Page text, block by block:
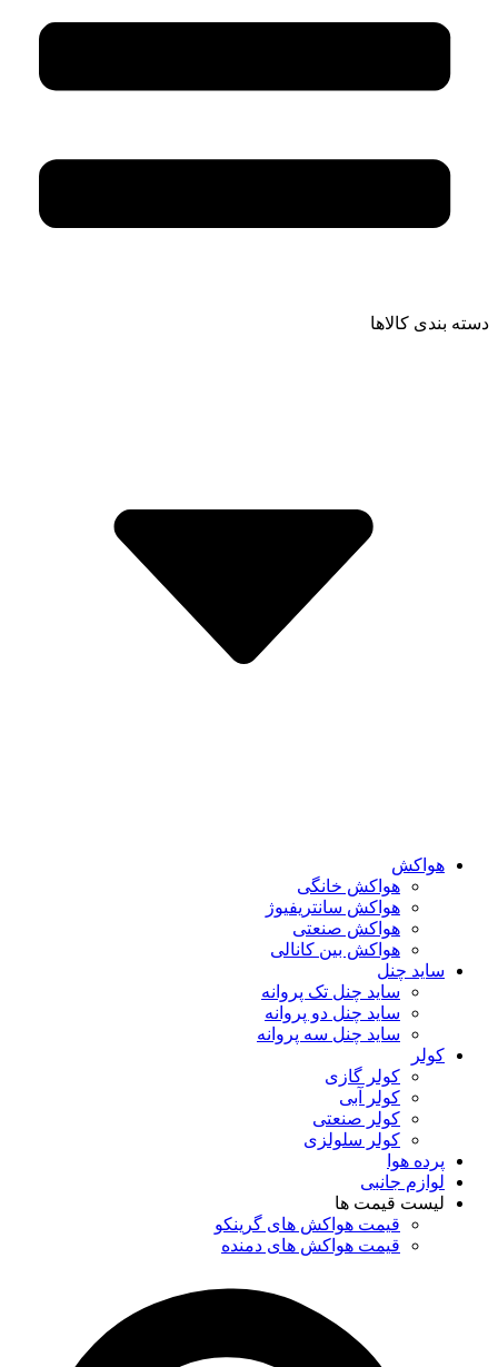
دسته بندی کالاها
هواکش
هواکش خانگی
هواکش سانتریفیوژ
هواکش صنعتی
هواکش بین کانالی
ساید چنل
ساید چنل تک پروانه
ساید چنل دو پروانه
ساید چنل سه پروانه
کولر
کولر گازی
کولر آبی
کولر صنعتی
کولر سلولزی
پرده هوا
لوازم جانبی
لیست قیمت ها
قیمت هواکش های گرینکو
قیمت هواکش های دمنده